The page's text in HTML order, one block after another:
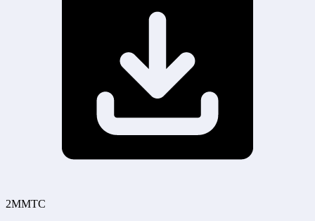
2MMTC